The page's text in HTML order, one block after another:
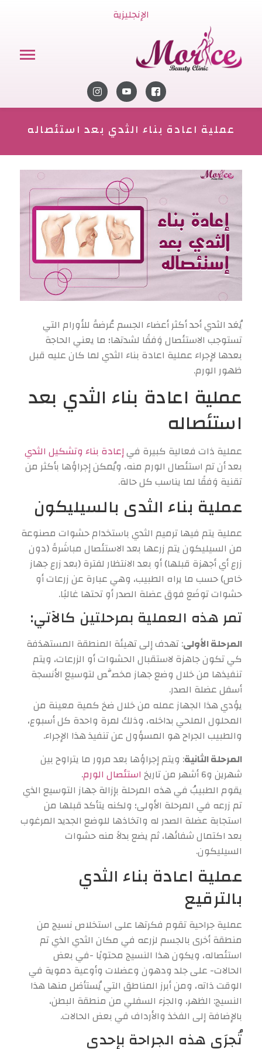
الإنجليزية
عملية اعادة بناء الثدي بعد استئصاله
يُعَد الثدي أحد أكثر أعضاء الجسم عُرضةً للأورام التي
تستوجب الاستئصال وَفقًا لشدتها؛ ما يعني الحاجة
بعدها لإجراء عملية اعادة بناء الثدي لما كان عليه قبل
ظهور الورم.
عملية اعادة بناء الثدي بعد
استئصاله
عملية ذات فعالية كبيرة فيإعادة بناء وتشكيل الثدي
بعد أن تم استئصال الورم منه، ويُمكن إجراؤها بأكثر من
تقنية وَفقًا لما يناسب كل حالة.
عملية بناء الثدى بالسيليكون
عملية يتم فيها ترميم الثدي باستخدام حشوات مصنوعة
من السيليكون يتم زرعها بعد الاستئصال مباشَرةً (دون
زرع أي أجهزة قبلها) أو بعد الانتظار لفترة (بعد زرع جهاز
خاص) حسب ما يراه الطبيب، وهي عبارة عن زرعات أو
حشوات توضَع فوق عضلة الصدر أو تحتها غالبًا.
تمر هذه العملية بمرحلتين كالآتي:
المرحلة الأولى: تهدف إلى تهيئة المنطقة المستهدَفة
كي تكون جاهزة لاستقبال الحشوات أو الزرعات، ويتم
تنفيذها من خلال وضع جهاز مخصَّص لتوسيع الأنسجة
أسفل عضلة الصدر.
يؤدي هذا الجهاز عمله من خلال ضخ كمية معينة من
المحلول الملحي بداخله، وذلك لمرة واحدة كل أسبوع،
والطبيب الجراح هو المسؤول عن تنفيذ هذا الإجراء.
المرحلة الثانية: ويتم إجراؤها بعد مرور ما يتراوح بين
شهرين و6 أشهر من تاريخ
استئصال الورم.
يقوم الطبيبُ في هذه المرحلة بإزالة جهاز التوسيع الذي
تم زرعه في المرحلة الأولى؛ ولكنه يتأكد قبلها من
استجابة عضلة الصدر له واتخاذها للوضع الجديد المرغوب
بعد اكتمال شفائها، ثم يضع بدلاً منه حشوات
السيليكون.
عملية اعادة بناء الثدي
بالترقيع
عملية جراحية تقوم فكرتها على استخلاص نسيج من
منطقة أخرى بالجسم لزرعه في مكان الثدي الذي تم
استئصاله، ويكون هذا النسيج محتويًا -في بعض
الحالات- على جلد ودهون وعضلات وأوعية دموية في
الوقت ذاته، ومن أبرز المناطق التي يُستأصَل منها هذا
النسيج: الظهر، والجزء السفلي من منطقة البطن،
بالإضافة إلى الفخذ والأرداف في بعض الحالات.
تُجرَى هذه الجراحة بإحدى